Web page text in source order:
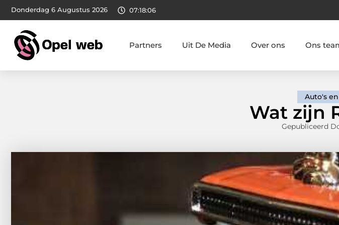
Donderdag 6 Augustus 2026 07:18:08
Partners Uit De Media Over ons Ons
Auto's
Wat zijn
Gepubliceerd